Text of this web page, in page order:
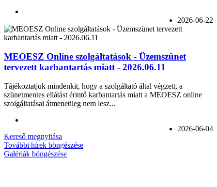
2026-06-22
MEOESZ Online szolgáltatások - Üzemszünet
tervezett karbantartás miatt - 2026.06.11
Tájékoztatjuk mindenkit, hogy a szolgáltató által végzett, a
szünetmentes ellátást érintő karbantartás miatt a MEOESZ online
szolgáltatásai átmenetileg nem lesz...
2026-06-04
Kereső megnyitása
További hírek böngészése
Galériák böngészése